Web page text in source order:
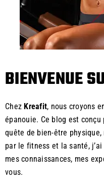
BIENVENUE
Chez Kreafit, nous croyons
épanouie. Ce blog est
quête de bien-être
par le fitness et la santé,
mes connaissances, mes
vous.